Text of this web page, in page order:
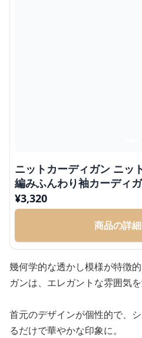
ニットカーディガン ニッ
編みふんわり袖カーディ
¥3,320
商品の詳
幾何学的な透かし模様が特徴
ガンは、エレガントな雰囲気を
首元のデザインが個性的で、
るだけで華やかな印象に。